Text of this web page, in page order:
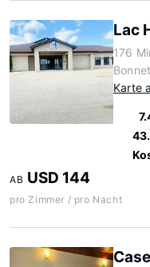
Lac
176
Karte
AB USD 144
pro Zimmer / pro Nacht